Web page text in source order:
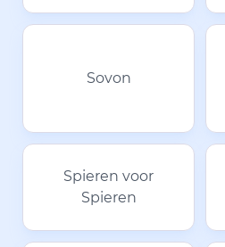
Sovon
Spieren voor
Spieren